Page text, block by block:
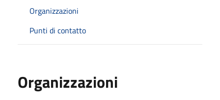
Organizzazioni
Punti di contatto
Organizzazioni